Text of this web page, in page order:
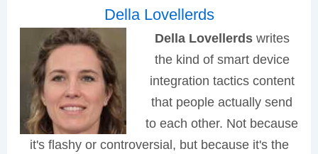
Della Lovellerds
Della Lovellerdswrites
the kind of smart device
integration tactics content
that people actually send
to each other. Not because
it's flashy or controversial, but because it's the